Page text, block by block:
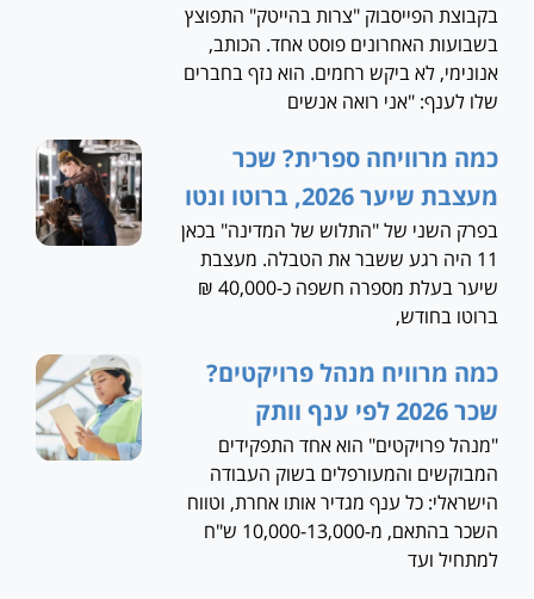
בקבוצת הפייסבוק "צרות בהייטק" התפוצץ
בשבועות האחרונים פוסט אחד. הכותב,
אנונימי, לא ביקש רחמים. הוא נזף בחברים
שלו לענף: "אני רואה אנשים
כמה מרוויחה ספרית? שכר
מעצבת שיער 2026, ברוטו ונטו
בפרק השני של "התלוש של המדינה" בכאן
11 היה רגע ששבר את הטבלה. מעצבת
שיער בעלת מספרה חשפה כ-40,000 ₪
ברוטו בחודש,
כמה מרוויח מנהל פרויקטים?
שכר 2026 לפי ענף וותק
"מנהל פרויקטים" הוא אחד התפקידים
המבוקשים והמעורפלים בשוק העבודה
הישראלי: כל ענף מגדיר אותו אחרת, וטווח
השכר בהתאם, מ-10,000-13,000 ש"ח
למתחיל ועד